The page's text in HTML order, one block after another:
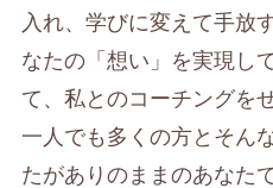
入れ、学びに変えて手放
なたの「想い」を実現し
て、私とのコーチングを
一人でも多くの方とそん
たがありのままのあなた